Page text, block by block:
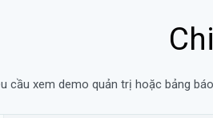
cầu xem demo quản trị hoặc bảng